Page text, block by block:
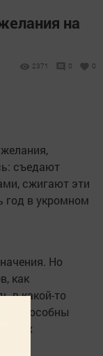
на
2371 0 0
съедают
сжигают эти
год в укромном
Но
как
в какой-то
способны
на их